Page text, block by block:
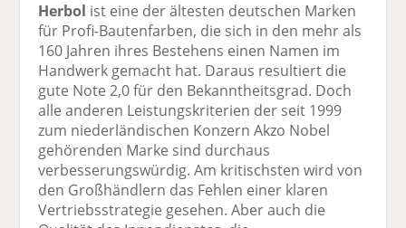
Herbol ist eine der ältesten deutschen Marken
für Profi-Bautenfarben, die sich in den mehr als
160 Jahren ihres Bestehens einen Namen im
Handwerk gemacht hat. Daraus resultiert die
gute Note 2,0 für den Bekanntheitsgrad. Doch
alle anderen Leistungskriterien der seit 1999
zum niederländischen Konzern Akzo Nobel
gehörenden Marke sind durchaus
verbesserungswürdig. Am kritischsten wird von
den Großhändlern das Fehlen einer klaren
Vertriebsstrategie gesehen. Aber auch die